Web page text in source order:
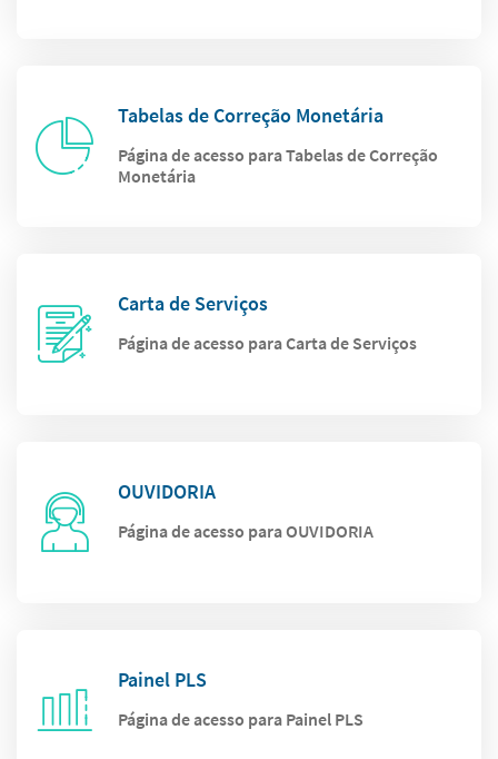
Tabelas de Correção Monetária
Página de acesso para Tabelas de Correção
Monetária
Carta de Serviços
Página de acesso para Carta de Serviços
OUVIDORIA
Página de acesso para OUVIDORIA
Painel PLS
Página de acesso para Painel PLS